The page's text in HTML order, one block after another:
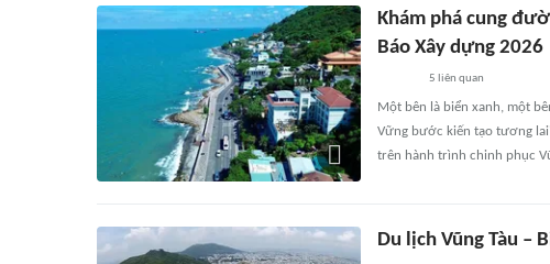
Khám phá cung
Báo Xây dựng 2026
5 liên quan
Một bên là biển xanh, một
Vững bước kiến tạo tương
trên hành trình chinh phục
Du lịch Vũng Tàu